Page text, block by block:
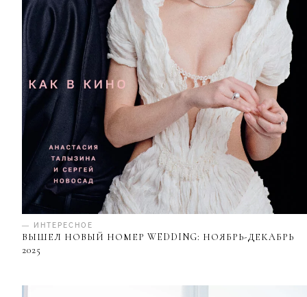
— ИНТЕРЕСНОЕ
ВЫШЕЛ НОВЫЙ НОМЕР WEDDING: НОЯБРЬ-ДЕКАБРЬ
2025